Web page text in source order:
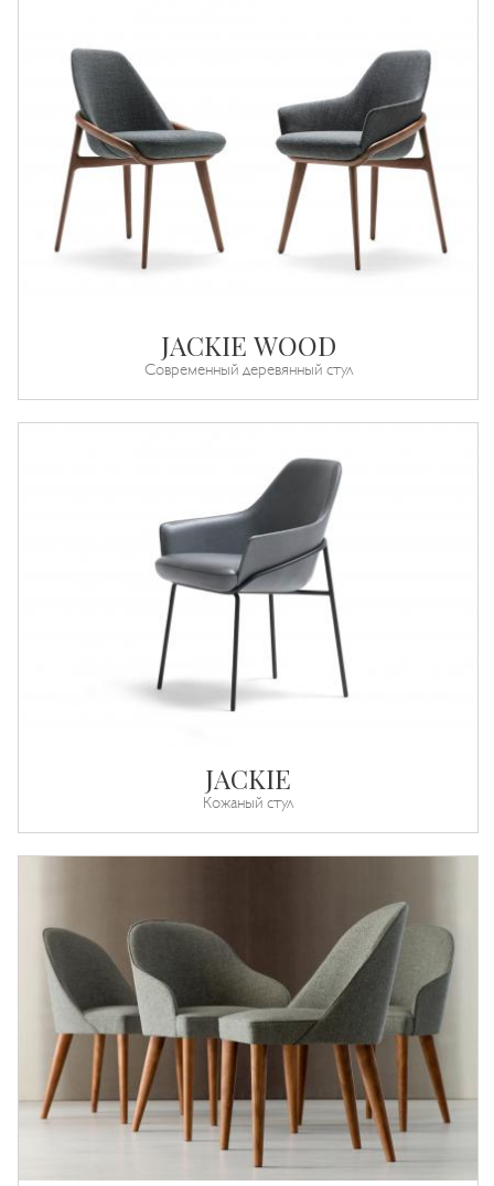
JACKIE WOOD
Современный деревянный стул
JACKIE
Кожаный стул